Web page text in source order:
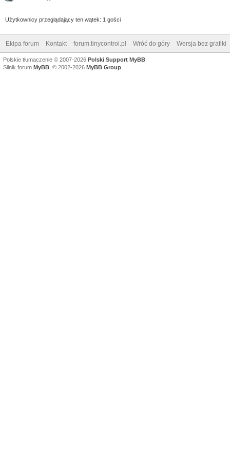
Użytkownicy przeglądający ten wątek: 1 gości
Ekipa forum Kontakt forum.tinycontrol.pl Wróć do góry Wersja bez grafiki
Polskie tłumaczenie © 2007-2026 Polski Support MyBB
Silnik forum MyBB , © 2002-2026 MyBB Group